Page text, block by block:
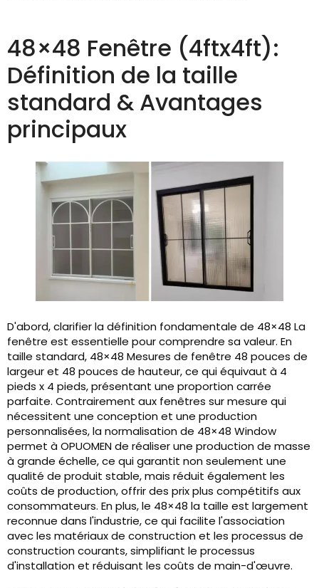
48×48 Fenêtre (4ftx4ft):
Définition de la taille
standard & Avantages
principaux
D'abord, clarifier la définition fondamentale de 48×48 La
fenêtre est essentielle pour comprendre sa valeur. En
taille standard, 48×48 Mesures de fenêtre 48 pouces de
largeur et 48 pouces de hauteur, ce qui équivaut à 4
pieds x 4 pieds, présentant une proportion carrée
parfaite. Contrairement aux fenêtres sur mesure qui
nécessitent une conception et une production
personnalisées, la normalisation de 48×48 Window
permet à OPUOMEN de réaliser une production de masse
à grande échelle, ce qui garantit non seulement une
qualité de produit stable, mais réduit également les
coûts de production, offrir des prix plus compétitifs aux
consommateurs. En plus, le 48×48 la taille est largement
reconnue dans l'industrie, ce qui facilite l'association
avec les matériaux de construction et les processus de
construction courants, simplifiant le processus
d'installation et réduisant les coûts de main-d'œuvre.